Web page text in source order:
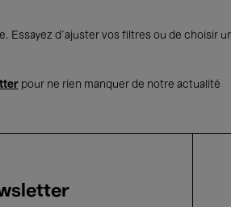
Essayez d’ajuster vos filtres ou de choisir
pour ne rien manquer de notre actualité